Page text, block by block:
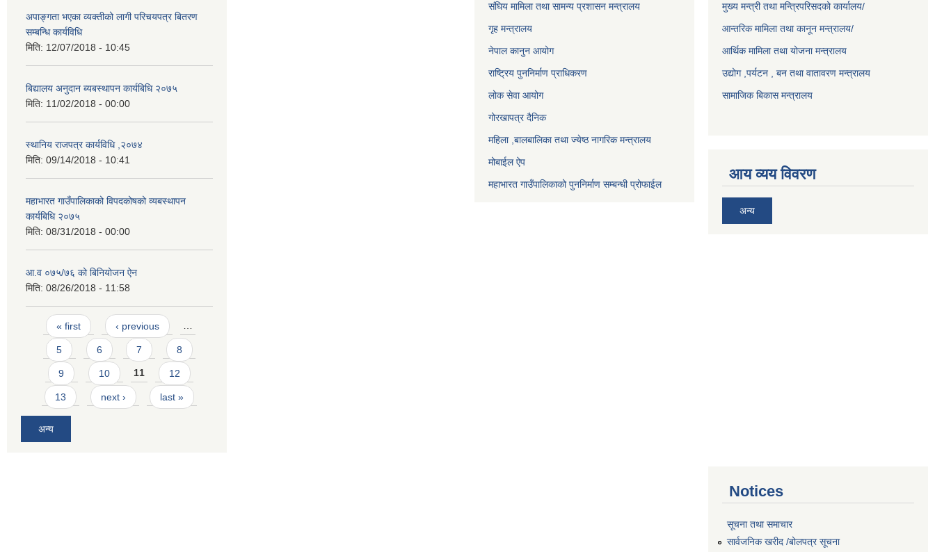
अपाङ्गता भएका व्यक्तीको लागी परिचयपत्र बितरण
सम्बन्धि कार्यविधि
मिति: 12/07/2018 - 10:45
बिद्यालय अनुदान ब्यबस्थापन कार्यबिधि २०७५
मिति: 11/02/2018 - 00:00
स्थानिय राजपत्र कार्यविधि ,२०७४
मिति: 09/14/2018 - 10:41
महाभारत गाउँपालिकाको विपदकोषको व्यबस्थापन
कार्यबिधि २०७५
मिति: 08/31/2018 - 00:00
आ.व ०७५/७६ को बिनियोजन ऐन
मिति: 08/26/2018 - 11:58
Pages
« first ‹ previous …
5 6 7 8
9 10 11 12
13 next › last »
अन्य
संघिय मामिला तथा सामन्य प्रशासन मन्त्रालय
गृह मन्त्रालय
नेपाल कानुन आयोग
राष्ट्रिय पुननिर्माण प्राधिकरण
लोक सेवा आयोग
गोरखापत्र दैनिक
महिला ,बालबालिका तथा ज्येष्ठ नागरिक मन्त्रालय
मोबाईल ऐप
महाभारत गाउँपालिकाको पुननिर्माण सम्बन्धी प्रोफाईल
मुख्य मन्त्री तथा मन्त्रिपरिसदको कार्यालय/
आन्तरिक मामिला तथा कानून मन्त्रालय/
आर्थिक मामिला तथा योजना मन्त्रालय
उद्योग ,पर्यटन , बन तथा वातावरण मन्त्रालय
सामाजिक बिकास मन्त्रालय
आय व्यय विवरण
अन्य
Notices
सूचना तथा समाचार
सार्वजनिक खरीद /बोलपत्र सूचना